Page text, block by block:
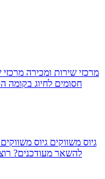
מרכזי שירות ומכירה
חסומים לחיוג בקומה
גיוס משווקים גיוס
להשאר מעודכנים?